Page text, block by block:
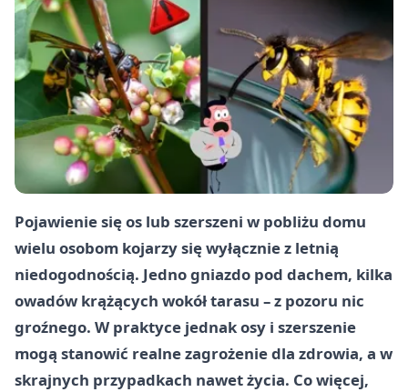
Pojawienie się os lub szerszeni w pobliżu domu
wielu osobom kojarzy się wyłącznie z letnią
niedogodnością. Jedno gniazdo pod dachem, kilka
owadów krążących wokół tarasu – z pozoru nic
groźnego. W praktyce jednak osy i szerszenie
mogą stanowić realne zagrożenie dla zdrowia, a w
skrajnych przypadkach nawet życia. Co więcej,